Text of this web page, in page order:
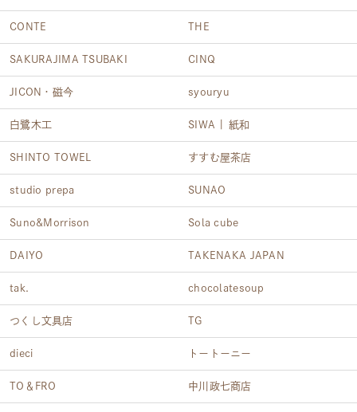
CONTE THE
SAKURAJIMA TSUBAKI CINQ
JICON・磁今 syouryu
白鷺木工 SIWA | 紙和
SHINTO TOWEL すすむ屋茶店
studio prepa SUNAO
Suno&Morrison Sola cube
DAIYO TAKENAKA JAPAN
tak. chocolatesoup
つくし文具店 TG
dieci トートーニー
TO＆FRO 中川政七商店